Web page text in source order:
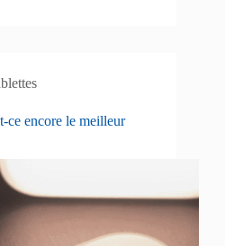
ce encore le meilleur